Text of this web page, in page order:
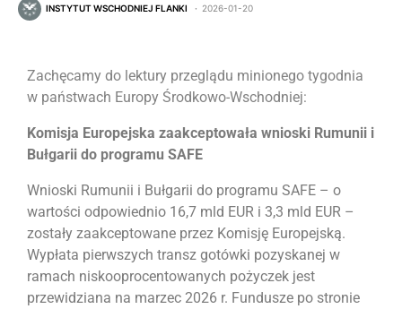
INSTYTUT WSCHODNIEJ FLANKI 2026-01-20
Zachęcamy do lektury przeglądu minionego tygodnia
w państwach Europy Środkowo-Wschodniej:
Komisja Europejska zaakceptowała wnioski Rumunii i
Bułgarii do programu SAFE
Wnioski Rumunii i Bułgarii do programu SAFE – o
wartości odpowiednio 16,7 mld EUR i 3,3 mld EUR –
zostały zaakceptowane przez Komisję Europejską.
Wypłata pierwszych transz gotówki pozyskanej w
ramach niskooprocentowanych pożyczek jest
przewidziana na marzec 2026 r. Fundusze po stronie